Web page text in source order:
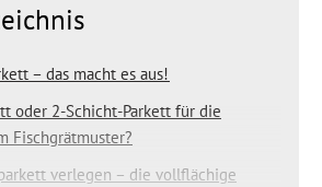
– das macht es aus!
oder 2-Schicht-Parkett für die
Fischgrätmuster?
verlegen – die vollflächige